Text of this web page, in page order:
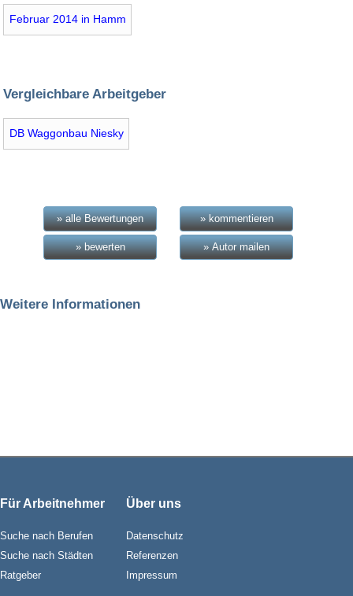
Februar 2014 in Hamm
Vergleichbare Arbeitgeber
DB Waggonbau Niesky
» alle Bewertungen » kommentieren
» bewerten » Autor mailen
Weitere Informationen
Für Arbeitnehmer
Suche nach Berufen
Suche nach Städten
Ratgeber
Über uns
Datenschutz
Referenzen
Impressum